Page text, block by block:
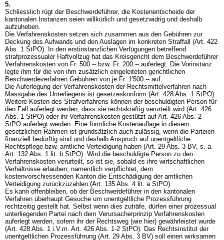
5.
Schliesslich rügt der Beschwerdeführer, die Kostenentscheide der
kantonalen Instanzen seien willkürlich und gesetzwidrig und deshalb
aufzuheben.
Die Verfahrenskosten setzen sich zusammen aus den Gebühren zur
Deckung des Aufwands und den Auslagen im konkreten Straffall (Art. 422
Abs. 1 StPO). In den erstinstanzlichen Verfügungen betreffend
strafprozessualer Haftvollzug hat das Kreisgericht dem Beschwerdeführer
Verfahrenskosten von Fr. 500.-- bzw. Fr. 200.-- auferlegt. Die Vorinstanz
legte ihm für die von ihm zusätzlich eingeleiteten gerichtlichen
Beschwerdeverfahren Gebühren von je Fr. 1'500.-- auf.
Die Auferlegung der Verfahrenskosten der Rechtsmittelverfahren nach
Massgabe des Unterliegens ist gesetzeskonform (Art. 428 Abs. 1 StPO).
Weitere Kosten des Strafverfahrens können der beschuldigten Person für
den Fall auferlegt werden, dass sie rechtskräftig verurteilt wird (Art. 426
Abs. 1 StPO) oder ihr Verfahrenskosten gestützt auf Art. 426 Abs. 2
StPO auferlegt werden. Eine förmliche Kostenauflage in diesem
gesetzlichen Rahmen ist grundsätzlich auch zulässig, wenn die Parteien
finanziell bedürftig sind und deshalb Anspruch auf unentgeltliche
Rechtspflege bzw. amtliche Verteidigung haben (Art. 29 Abs. 3 BV, s. a.
Art. 132 Abs. 1 lit. b StPO). Wird die beschuldigte Person zu den
Verfahrenskosten verurteilt, so ist sie, sobald es ihre wirtschaftlichen
Verhältnisse erlauben, namentlich verpflichtet, dem
kostenvorschiessenden Kanton die Entschädigung der amtlichen
Verteidigung zurückzuzahlen (Art. 135 Abs. 4 lit. a StPO).
Es kann offenbleiben, ob der Beschwerdeführer in den kantonalen
Verfahren überhaupt Gesuche um unentgeltliche Prozessführung
rechtzeitig gestellt hat. Selbst wenn dies zuträfe, dürfen einer prozessual
unterliegenden Partei nach dem Verursacherprinzip Verfahrenskosten
auferlegt werden, sofern ihr der Rechtsweg (wie hier) gewährleistet wurde
(Art. 428 Abs. 1 i.V.m. Art. 426 Abs. 1-2 StPO). Das Rechtsinstitut der
unentgeltlichen Prozessführung (Art. 29 Abs. 3 BV) soll einen wirksamen